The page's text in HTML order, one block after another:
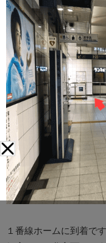
１番線ホームに到着で